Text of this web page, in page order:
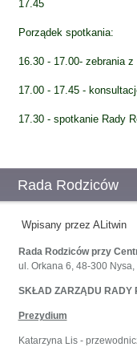
17.45
Porządek spotkania:
16.30 - 17.00- zebrania
17.00 - 17.45 -
17.30 - spotkanie Rady
Rada Rodziców
Wpisany przez ALitwin
Rada Rodziców przy
ul. Orkana 6, 48-300
SKŁAD ZARZĄDU RADY
Prezydium
Katarzyna Lis -